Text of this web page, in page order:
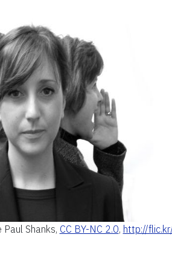
Shanks, CC BY-NC 2.0, http://